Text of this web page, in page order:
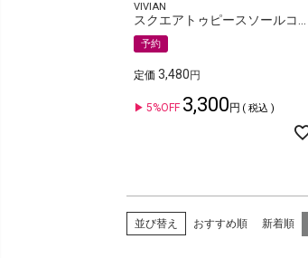
VIVIAN
予約
定価 3,480
5%OFF 3,300 税込
並び替え おすすめ順 新着順